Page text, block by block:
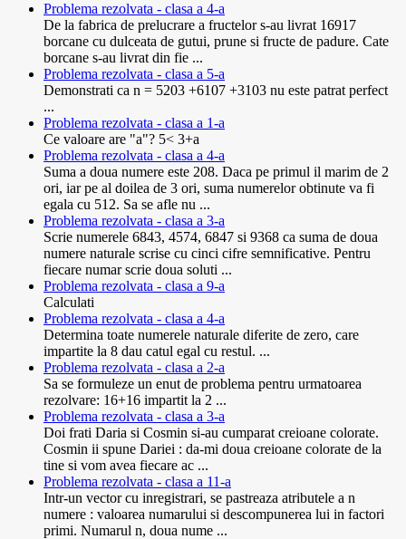
Problema rezolvata - clasa a 4-a
De la fabrica de prelucrare a fructelor s-au livrat 16917
borcane cu dulceata de gutui, prune si fructe de padure. Cate
borcane s-au livrat din fie ...
Problema rezolvata - clasa a 5-a
Demonstrati ca n = 5203 +6107 +3103 nu este patrat perfect
...
Problema rezolvata - clasa a 1-a
Ce valoare are "a"? 5< 3+a
Problema rezolvata - clasa a 4-a
Suma a doua numere este 208. Daca pe primul il marim de 2
ori, iar pe al doilea de 3 ori, suma numerelor obtinute va fi
egala cu 512. Sa se afle nu ...
Problema rezolvata - clasa a 3-a
Scrie numerele 6843, 4574, 6847 si 9368 ca suma de doua
numere naturale scrise cu cinci cifre semnificative. Pentru
fiecare numar scrie doua soluti ...
Problema rezolvata - clasa a 9-a
Calculati
Problema rezolvata - clasa a 4-a
Determina toate numerele naturale diferite de zero, care
impartite la 8 dau catul egal cu restul. ...
Problema rezolvata - clasa a 2-a
Sa se formuleze un enut de problema pentru urmatoarea
rezolvare: 16+16 impartit la 2 ...
Problema rezolvata - clasa a 3-a
Doi frati Daria si Cosmin si-au cumparat creioane colorate.
Cosmin ii spune Dariei : da-mi doua creioane colorate de la
tine si vom avea fiecare ac ...
Problema rezolvata - clasa a 11-a
Intr-un vector cu inregistrari, se pastreaza atributele a n
numere : valoarea numarului si descompunerea lui in factori
primi. Numarul n, doua nume ...